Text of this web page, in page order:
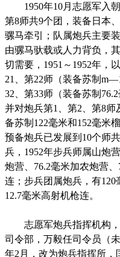
1950年10月志愿军入朝
第8师共9个团，装备日本
骡马牵引；队属炮兵主要
由骡马驮载或人力背负，
切需要，1951～1952年，
21、第22师（装备苏制
32、第33师（装备苏制
并对炮兵第1、第2、第8
备苏制122毫米和152毫米
预备炮兵已发展到10个师
兵，1952年步兵师属山炮
炮营、76.2毫米加农炮营
连；步兵团属炮兵，有
12.7毫米高射机枪连。
志愿军炮兵指挥机构，
司令部，万毅任司令员（
年2月，改为炮兵指挥所，